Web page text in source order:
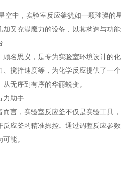
，实验室反应釜犹如一颗璀璨的星
却又充满魔力的设备，以其构造与功
思义，是专为实验室环境设计的化
、搅拌速度等，为化学反应提供了一
无序到有序的华丽蜕变。
助手
，实验室反应釜不仅是实验工具，
反应釜的精准操控。通过调整反应参
能。